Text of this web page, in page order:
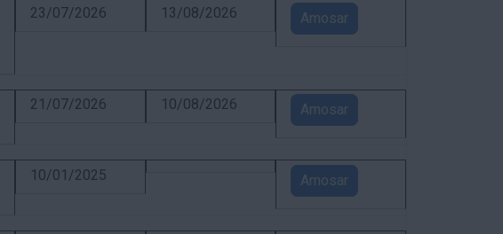
23/07/2026 13/08/2026 Amosar
21/07/2026 10/08/2026 Amosar
10/01/2025 Amosar